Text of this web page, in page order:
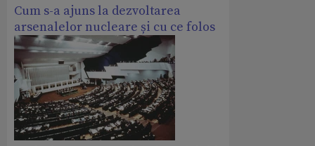
Cum s-a ajuns la dezvoltarea
arsenalelor nucleare și cu ce folos